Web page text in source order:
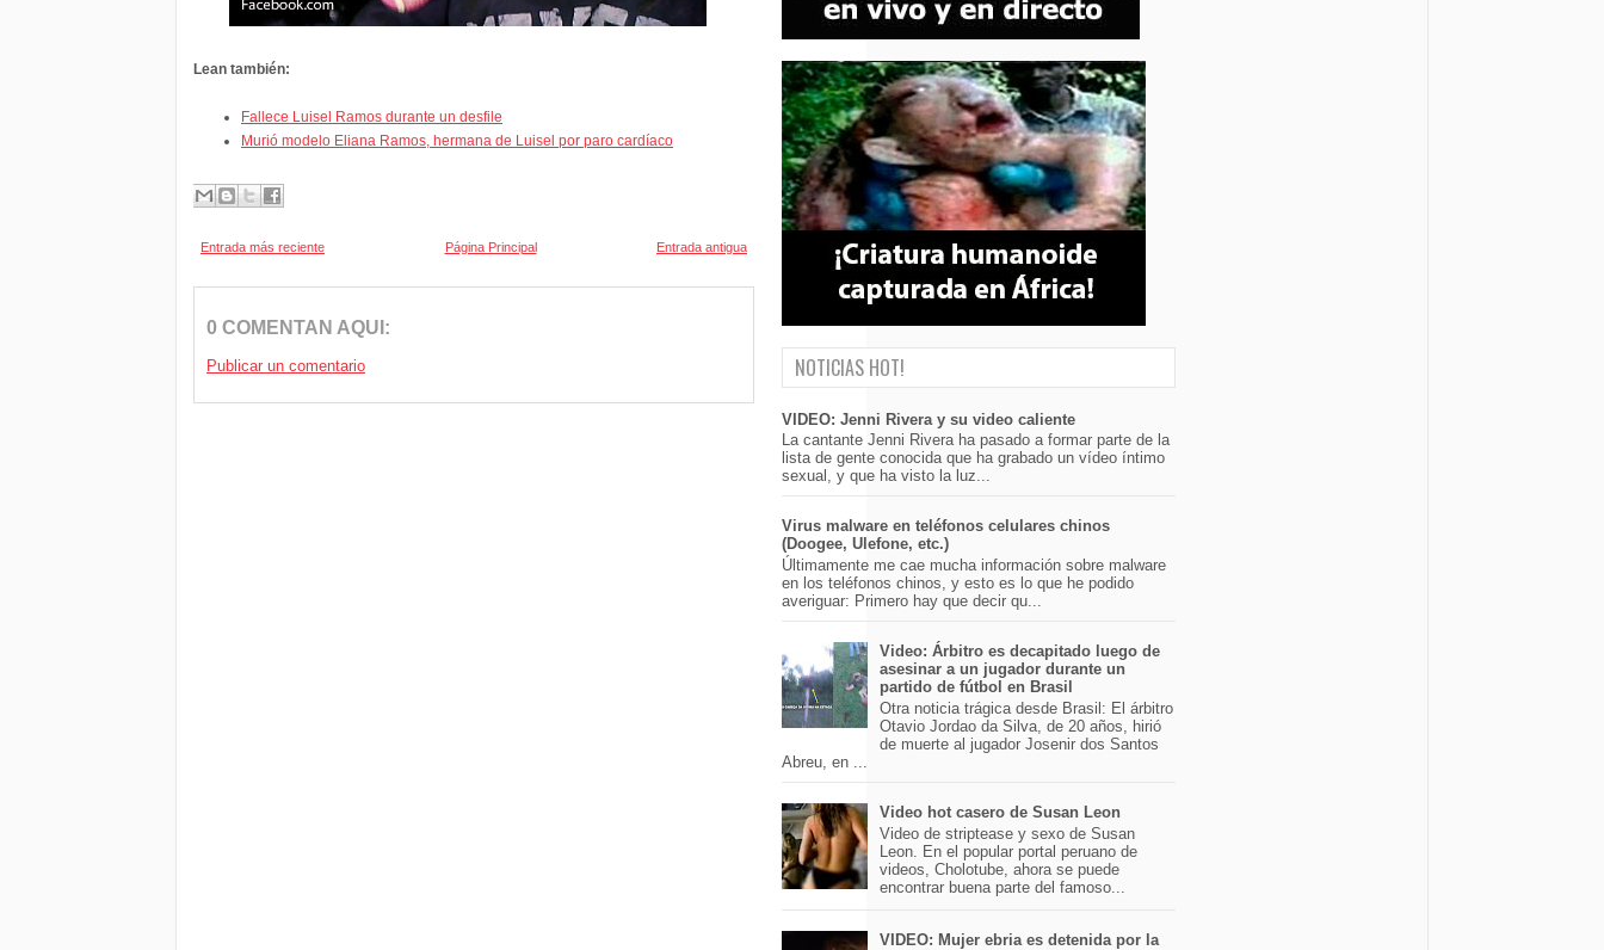
Lean también:
Fallece Luisel Ramos durante un desfile
Murió modelo Eliana Ramos, hermana de Luisel por paro cardíaco
Entrada más reciente Entrada antigua
Página Principal
0 COMENTAN AQUI:
Publicar un comentario NOTICIAS HOT!
VIDEO: Jenni Rivera y su video caliente
La cantante Jenni Rivera ha pasado a formar parte de la
lista de gente conocida que ha grabado un vídeo íntimo
sexual, y que ha visto la luz...
Virus malware en teléfonos celulares chinos
(Doogee, Ulefone, etc.)
Últimamente me cae mucha información sobre malware
en los teléfonos chinos, y esto es lo que he podido
averiguar: Primero hay que decir qu...
Video: Árbitro es decapitado luego de
asesinar a un jugador durante un
partido de fútbol en Brasil
Otra noticia trágica desde Brasil: El árbitro
Otavio Jordao da Silva, de 20 años, hirió
de muerte al jugador Josenir dos Santos
Abreu, en ...
Video hot casero de Susan Leon
Video de striptease y sexo de Susan
Leon. En el popular portal peruano de
videos, Cholotube, ahora se puede
encontrar buena parte del famoso...
VIDEO: Mujer ebria es detenida por la